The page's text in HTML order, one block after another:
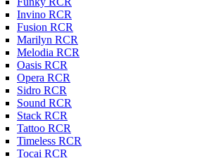
Invino RCR
Fusion RCR
Marilyn RCR
Melodia RCR
Oasis RCR
Opera RCR
Sidro RCR
Sound RCR
Stack RCR
Tattoo RCR
Timeless RCR
Tocai RCR